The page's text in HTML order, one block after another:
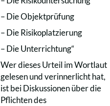
– Die Objektprüfung
– Die Risikoplatzierung
– Die Unterrichtung“
Wer dieses Urteil im Wortlaut
gelesen und verinnerlicht hat,
ist bei Diskussionen über die
Pflichten des